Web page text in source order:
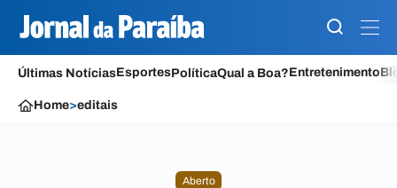
Últimas NotíciasEsportesPolíticaQual a Boa?Entretenimento
Home>editais
Aberto